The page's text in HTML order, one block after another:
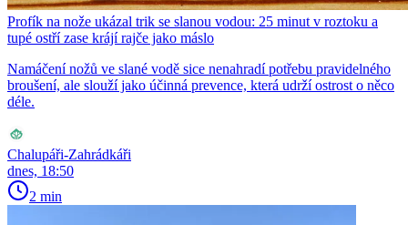
Profík na nože ukázal trik se slanou vodou: 25 minut v roztoku a
tupé ostří zase krájí rajče jako máslo
Namáčení nožů ve slané vodě sice nenahradí potřebu pravidelného
broušení, ale slouží jako účinná prevence, která udrží ostrost o něco
déle.
Chalupáři-Zahrádkáři
dnes, 18:50
2 min